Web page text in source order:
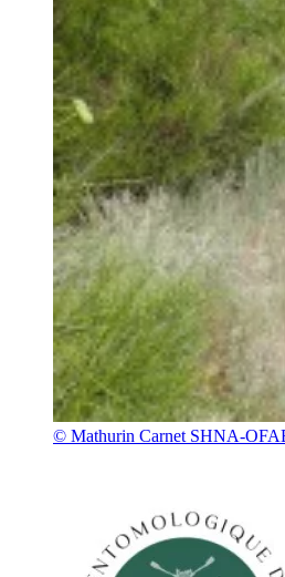
© Mathurin Carnet SHNA-